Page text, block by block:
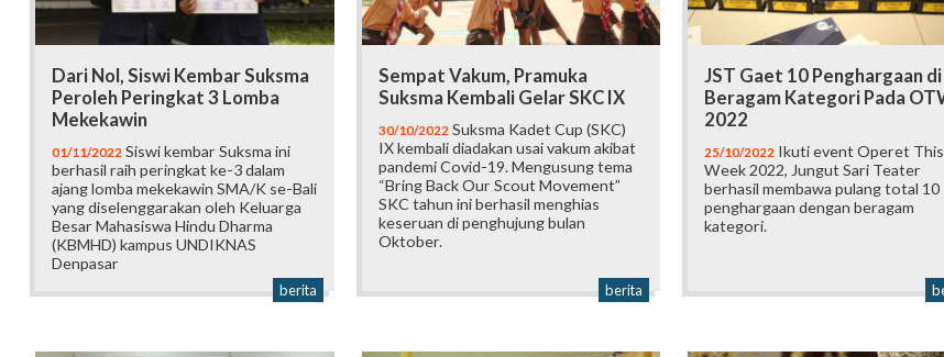
Dari Nol, Siswi Kembar Suksma
Peroleh Peringkat 3 Lomba
Mekekawin
01/11/2022 Siswi kembar Suksma ini
berhasil raih peringkat ke-3 dalam
ajang lomba mekekawin SMA/K se-Bali
yang diselenggarakan oleh Keluarga
Besar Mahasiswa Hindu Dharma
(KBMHD) kampus UNDIKNAS
Denpasar
berita
Sempat Vakum, Pramuka
Suksma Kembali Gelar SKC IX
30/10/2022 Suksma Kadet Cup (SKC)
IX kembali diadakan usai vakum akibat
pandemi Covid-19. Mengusung tema
“Bring Back Our Scout Movement”
SKC tahun ini berhasil menghias
keseruan di penghujung bulan
Oktober.
berita
JST Gaet 10 Penghargaan di
Beragam Kategori Pada
2022
25/10/2022 Ikuti event Operet This
Week 2022, Jungut Sari Teater
berhasil membawa pulang total 10
penghargaan dengan beragam
kategori.